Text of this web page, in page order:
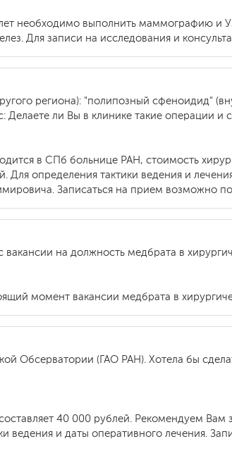
необходимо выполнить маммографию и
Для записи на исследования и
региона): "полипозный сфеноидид"
ли Вы в клинике такие операции и
в СПб больнице РАН, стоимость
Для определения тактики ведения и
Записаться на прием возможно
на должность медбрата в
момент вакансии медбрата в
Обсерватории (ГАО РАН). Хотела бы
40 000 рублей. Рекомендуем
ведения и даты оперативного лечения.